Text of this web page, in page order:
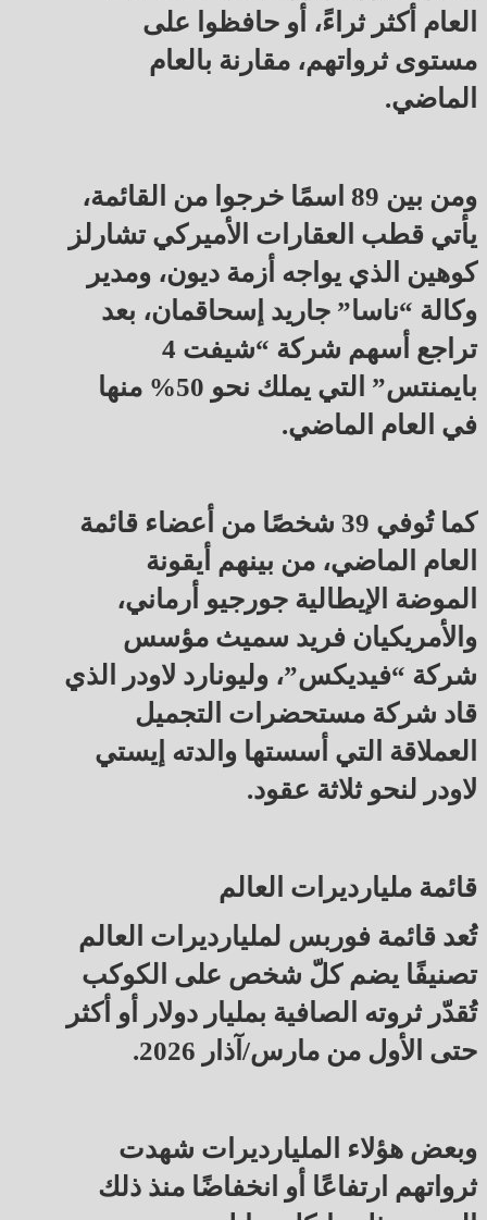
العام أكثر ثراءً، أو حافظوا على
مستوى ثرواتهم، مقارنة بالعام
الماضي.
ومن بين 89 اسمًا خرجوا من القائمة،
يأتي قطب العقارات الأميركي تشارلز
كوهين الذي يواجه أزمة ديون، ومدير
وكالة “ناسا” جاريد إسحاقمان، بعد
تراجع أسهم شركة “شيفت 4
بايمنتس” التي يملك نحو 50% منها
في العام الماضي.
كما تُوفي 39 شخصًا من أعضاء قائمة
العام الماضي، من بينهم أيقونة
الموضة الإيطالية جورجيو أرماني،
والأمريكيان فريد سميث مؤسس
شركة “فيديكس”، وليونارد لاودر الذي
قاد شركة مستحضرات التجميل
العملاقة التي أسستها والدته إيستي
لاودر لنحو ثلاثة عقود.
قائمة مليارديرات العالم
تُعد قائمة فوربس لمليارديرات العالم
تصنيفًا يضم كلّ شخص على الكوكب
تُقدّر ثروته الصافية بمليار دولار أو أكثر
حتى الأول من مارس/آذار 2026.
وبعض هؤلاء المليارديرات شهدت
ثرواتهم ارتفاعًا أو انخفاضًا منذ ذلك